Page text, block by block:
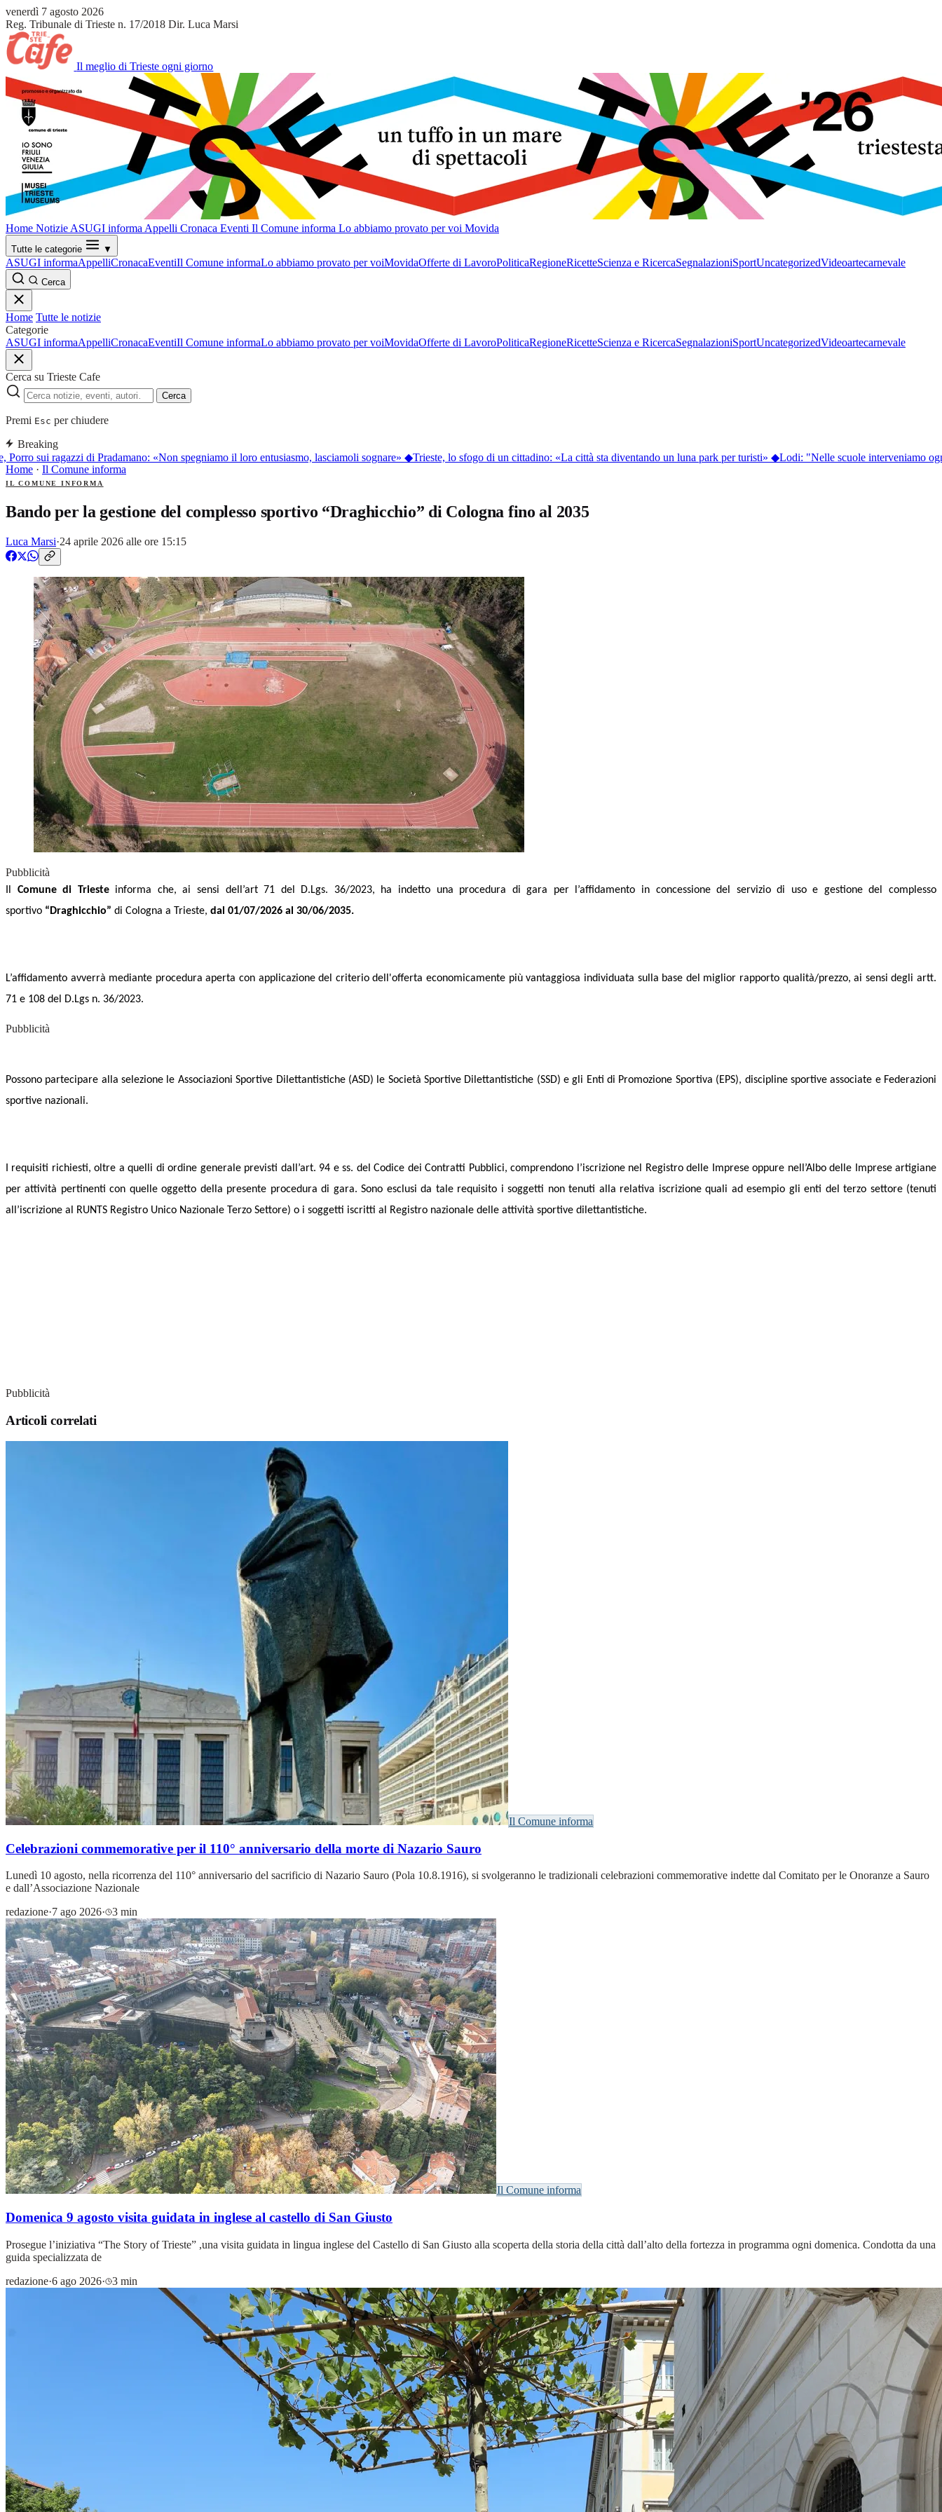
venerdì 7 agosto 2026
Reg. Tribunale di Trieste n. 17/2018 Dir. Luca Marsi
Il meglio di Trieste ogni giorno
Home Notizie ASUGI informa Appelli Cronaca Eventi Il Comune informa Lo abbiamo provato per voi Movida
Tutte le categorie ▼
ASUGI informaAppelliCronacaEventiIl Comune informaLo abbiamo provato per voiMovidaOfferte di LavoroPoliticaRegioneRicetteScienza e RicercaSegnalazioniSportUncategorizedVideoartecarnevale
Cerca
Home Tutte le notizie
Categorie
ASUGI informaAppelliCronacaEventiIl Comune informaLo abbiamo provato per voiMovidaOfferte di LavoroPoliticaRegioneRicetteScienza e RicercaSegnalazioniSportUncategorizedVideoartecarnevale
Cerca su Trieste Cafe
Cerca
Premi Esc per chiudere
Breaking
sui ragazzi di Pradamano: «Non spegniamo il loro entusiasmo, lasciamoli sognare»◆ Trieste, lo sfogo di un cittadino: «La città sta diventando un luna park per turisti»◆ Lodi: "Nelle scuole interveniamo
Home · Il Comune informa
IL COMUNE INFORMA
Bando per la gestione del complesso sportivo “Draghicchio” di Cologna fino al 2035
Luca Marsi·24 aprile 2026 alle ore 15:15
Pubblicità
Comune di Trieste informa che, ai sensi dell’art 71 del D.Lgs. 36/2023, ha indetto una procedura di gara per l’affidamento in concessione del servizio di uso e gestione del complesso
sportivo “Draghicchio” di Cologna a Trieste, dal 01/07/2026 al 30/06/2035.
L’affidamento avverrà mediante procedura aperta con applicazione del criterio dell'offerta economicamente più vantaggiosa individuata sulla base del miglior rapporto qualità/prezzo, ai sensi degli artt.
71 e 108 del D.Lgs n. 36/2023.
Pubblicità
Possono partecipare alla selezione le Associazioni Sportive Dilettantistiche (ASD) le Società Sportive Dilettantistiche (SSD) e gli Enti di Promozione Sportiva (EPS), discipline sportive associate e Federazioni
sportive nazionali.
I requisiti richiesti, oltre a quelli di ordine generale previsti dall’art. 94 e ss. del Codice dei Contratti Pubblici, comprendono l’iscrizione nel Registro delle Imprese oppure nell’Albo delle Imprese artigiane
per attività pertinenti con quelle oggetto della presente procedura di gara. Sono esclusi da tale requisito i soggetti non tenuti alla relativa iscrizione quali ad esempio gli enti del terzo settore (tenuti
all’iscrizione al RUNTS Registro Unico Nazionale Terzo Settore) o i soggetti iscritti al Registro nazionale delle attività sportive dilettantistiche.
Pubblicità
Articoli correlati
Il Comune informa
Celebrazioni commemorative per il 110° anniversario della morte di Nazario Sauro
Lunedì 10 agosto, nella ricorrenza del 110° anniversario del sacrificio di Nazario Sauro (Pola 10.8.1916), si svolgeranno le tradizionali celebrazioni commemorative indette dal Comitato per le Onoranze a Sauro
e dall’Associazione Nazionale
redazione·7 ago 2026· 3 min
Il Comune informa
Domenica 9 agosto visita guidata in inglese al castello di San Giusto
Prosegue l’iniziativa “The Story of Trieste” ,una visita guidata in lingua inglese del Castello di San Giusto alla scoperta della storia della città dall’alto della fortezza in programma ogni domenica. Condotta da una
guida specializzata de
redazione·6 ago 2026· 3 min